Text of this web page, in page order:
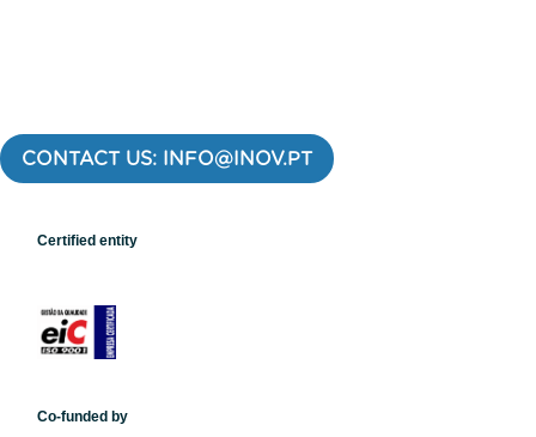
CONTACT US: INFO@INOV.PT
Certified entity
Co-funded by